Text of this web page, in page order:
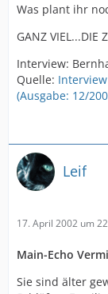
Was plant ihr
GANZ VIEL...DIE
Interview:
Quelle:
(Ausgabe: 12/
Leif
17. April 2002 um
Main-Echo
Sie sind älter